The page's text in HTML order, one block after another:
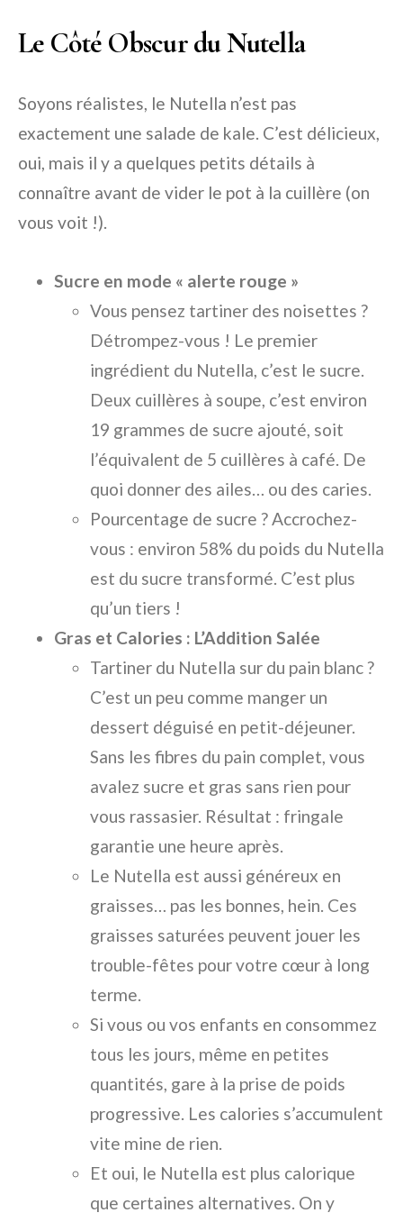
Le Côté Obscur du Nutella
Soyons réalistes, le Nutella n’est pas
exactement une salade de kale. C’est délicieux,
oui, mais il y a quelques petits détails à
connaître avant de vider le pot à la cuillère (on
vous voit !).
Sucre en mode « alerte rouge »
Vous pensez tartiner des noisettes ?
Détrompez-vous ! Le premier
ingrédient du Nutella, c’est le sucre.
Deux cuillères à soupe, c’est environ
19 grammes de sucre ajouté, soit
l’équivalent de 5 cuillères à café. De
quoi donner des ailes… ou des caries.
Pourcentage de sucre ? Accrochez-
vous : environ 58% du poids du Nutella
est du sucre transformé. C’est plus
qu’un tiers !
Gras et Calories : L’Addition Salée
Tartiner du Nutella sur du pain blanc ?
C’est un peu comme manger un
dessert déguisé en petit-déjeuner.
Sans les fibres du pain complet, vous
avalez sucre et gras sans rien pour
vous rassasier. Résultat : fringale
garantie une heure après.
Le Nutella est aussi généreux en
graisses… pas les bonnes, hein. Ces
graisses saturées peuvent jouer les
trouble-fêtes pour votre cœur à long
terme.
Si vous ou vos enfants en consommez
tous les jours, même en petites
quantités, gare à la prise de poids
progressive. Les calories s’accumulent
vite mine de rien.
Et oui, le Nutella est plus calorique
que certaines alternatives. On y